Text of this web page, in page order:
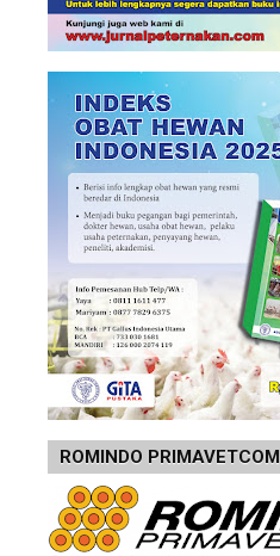
ROMINDO PRIMAVETCOM